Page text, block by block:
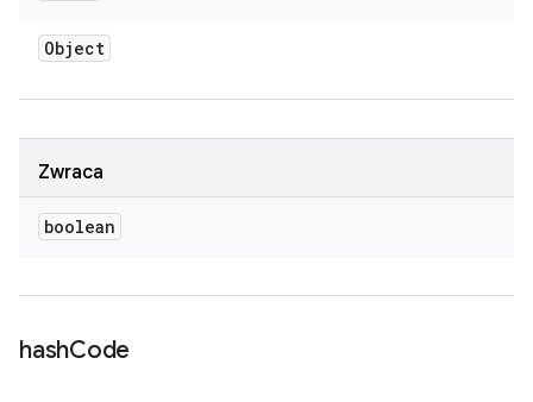
Object
Zwraca
boolean
hashCode